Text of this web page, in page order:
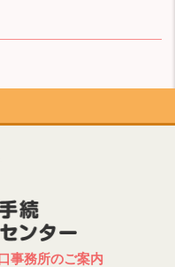
事務所のご案内